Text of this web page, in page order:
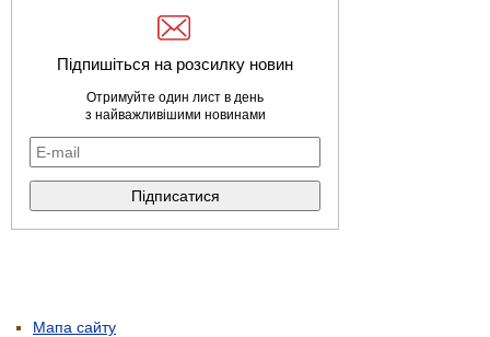
Підпишіться на розсилку новин
Отримуйте один лист в день
з найважливішими новинами
Мапа сайту